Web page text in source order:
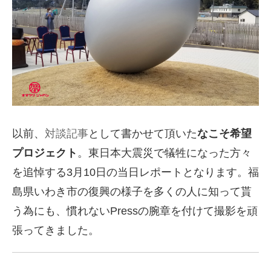
以前、 対談記事として書かせて頂いたなこそ希望
プロジェクト 。東日本大震災で犠牲になった方々
を追悼する3月10日の当日レポートとなります。福
島県いわき市の復興の様子を多くの人に知って貰
う為にも、慣れないPressの腕章を付けて撮影を頑
張ってきました。